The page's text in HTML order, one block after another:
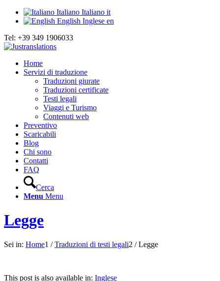
Italiano Italiano it
English Inglese en
Tel: +39 349 1906033
Home
Servizi di traduzione
Traduzioni giurate
Traduzioni certificate
Testi legali
Viaggi e Turismo
Contenuti web
Preventivo
Scaricabili
Blog
Chi sono
Contatti
FAQ
Cerca
Menu Menu
Legge
Sei in: Home1 / Traduzioni di testi legali2 / Legge
This post is also available in: Inglese